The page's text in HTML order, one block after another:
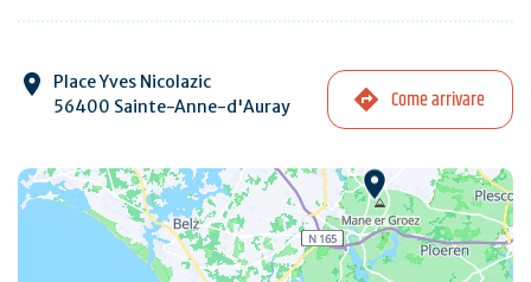
Place Yves Nicolazic
56400 Sainte-Anne-d'Auray
Come arrivare